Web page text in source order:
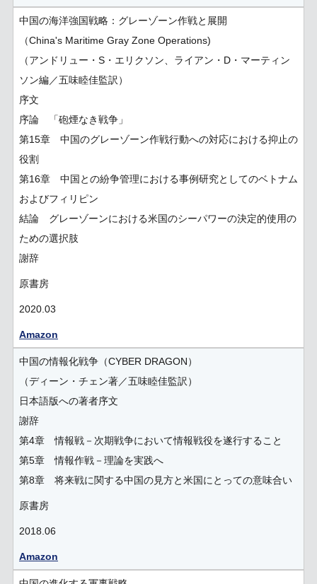
中国の海洋強国戦略：グレーゾーン作戦と展開
（China's Maritime Gray Zone Operations)
（アンドリュー・S・エリクソン、ライアン・D・マーティン
ソン編／五味睦佳監訳）
序文
序論 「砲煙なき戦争」
第15章 中国のグレーゾーン作戦行動への対応における抑止の
役割
第16章 中国との紛争管理における事例研究としてのベトナム
およびフィリピン
結論 グレーゾーンにおける米国のシーパワーの決定的使用の
ための選択肢
謝辞
原書房
2020.03
Amazon
中国の情報化戦争（CYBER DRAGON）
（ディーン・チェン著／五味睦佳監訳）
日本語版への著者序文
謝辞
第4章 情報戦－次期戦争において情報戦役を遂行すること
第5章 情報作戦－理論を実践へ
第8章 将来戦に関する中国の見方と米国にとっての意味合い
原書房
2018.06
Amazon